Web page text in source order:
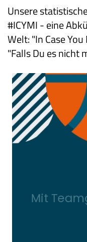
Unsere
#ICYMI - eine
Welt: "In Case
"Falls Du es nicht